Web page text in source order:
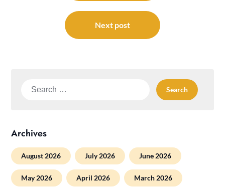
Next post
Search
Archives
August 2026 July 2026 June 2026
May 2026 April 2026 March 2026